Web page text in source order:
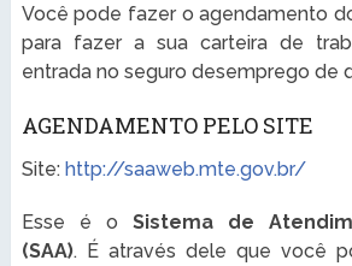
Você pode fazer o agendamento
para fazer a sua carteira de
entrada no seguro desemprego de
AGENDAMENTO PELO SITE
Site: http://saaweb.mte.gov.br/
Esse é o Sistema de
(SAA). É através dele que você